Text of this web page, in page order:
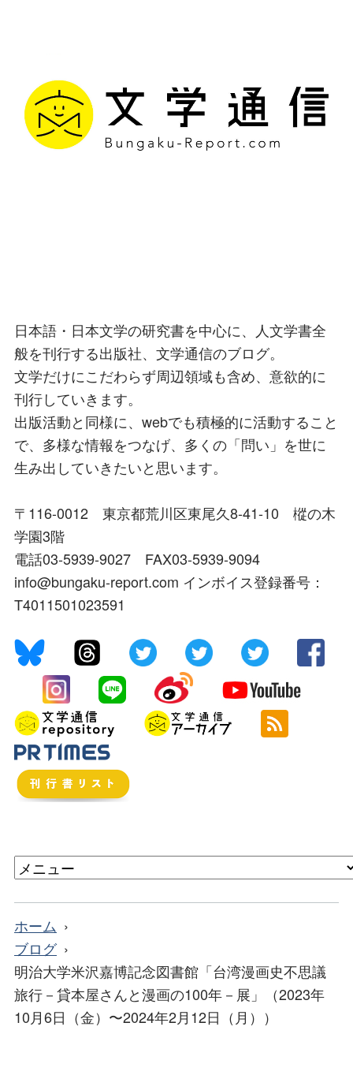
日本語・日本文学の研究書を中心に、人文学書全
般を刊行する出版社、文学通信のブログ。
文学だけにこだわらず周辺領域も含め、意欲的に
刊行していきます。
出版活動と同様に、webでも積極的に活動すること
で、多様な情報をつなげ、多くの「問い」を世に
生み出していきたいと思います。
〒116-0012 東京都荒川区東尾久8-41-10 樅の木
学園3階
電話03-5939-9027 FAX03-5939-9094
info@bungaku-report.com インボイス登録番号：
T4011501023591
ホーム
ブログ
明治大学米沢嘉博記念図書館「台湾漫画史不思議
旅行－貸本屋さんと漫画の100年－展」（2023年
10月6日（金）〜2024年2月12日（月））